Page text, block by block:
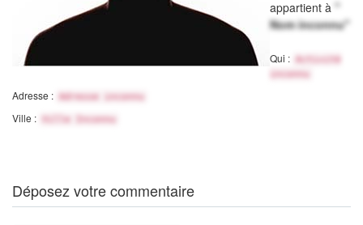
appartient à "
Nom inconnu"
Qui :
Activité
inconnu
Adresse : Adresse inconnu
Ville : Ville Inconnu
Déposez votre commentaire